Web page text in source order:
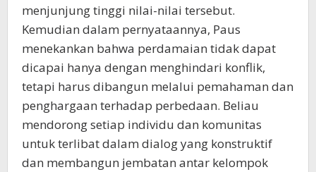
menjunjung tinggi nilai-nilai tersebut.
Kemudian dalam pernyataannya, Paus
menekankan bahwa perdamaian tidak dapat
dicapai hanya dengan menghindari konflik,
tetapi harus dibangun melalui pemahaman dan
penghargaan terhadap perbedaan. Beliau
mendorong setiap individu dan komunitas
untuk terlibat dalam dialog yang konstruktif
dan membangun jembatan antar kelompok